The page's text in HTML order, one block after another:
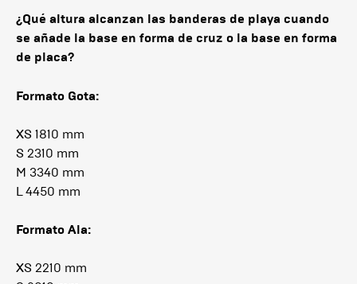
¿Qué altura alcanzan las banderas de playa cuando
se añade la base en forma de cruz o la base en forma
de placa?
Formato Gota:
XS 1810 mm
S 2310 mm
M 3340 mm
L 4450 mm
Formato Ala:
XS 2210 mm